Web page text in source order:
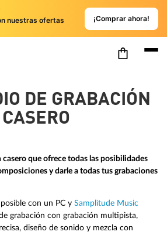
nuestras ofertas
¡Comprar ahora!
DE GRABACIÓN
CASERO
que ofrece todas las posibilidades
y darle a todas tus grabaciones
con un PC y Samplitude Music
grabación con grabación multipista,
diseño de sonido y mezcla con